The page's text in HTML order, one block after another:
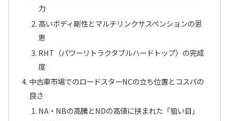
力
高いボディ剛性とマルチリンクサスペンションの恩
恵
RHT（パワーリトラクタブルハードトップ）の完成
度
中古車市場でのロードスターNCの立ち位置とコスパの
良さ
NA・NBの高騰とNDの高値に挟まれた「狙い目」